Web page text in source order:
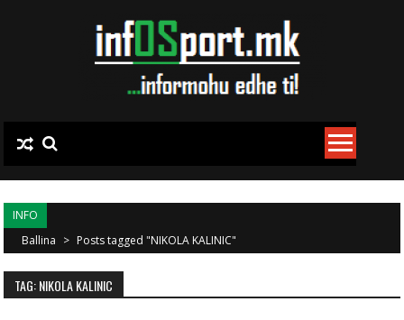
INFO
Ballina > Posts tagged "NIKOLA KALINIC"
TAG: NIKOLA KALINIC